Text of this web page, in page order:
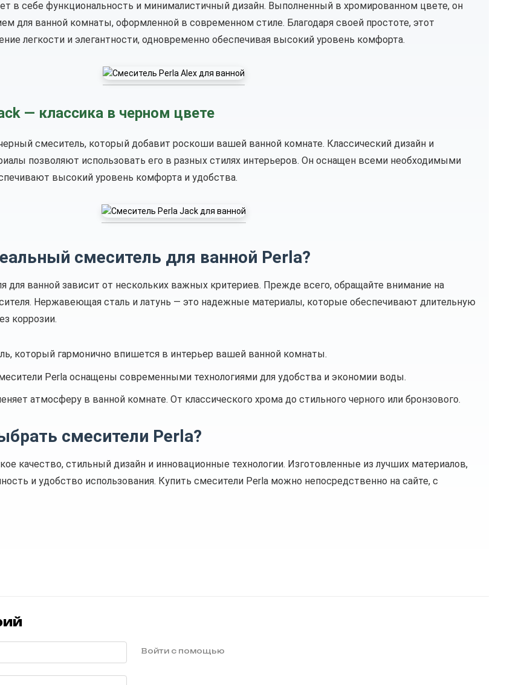
в себе функциональность и минималистичный дизайн. Выполненный в хромированном цвете, он
для ванной комнаты, оформленной в современном стиле. Благодаря своей простоте, этот
легкости и элегантности, одновременно обеспечивая высокий уровень комфорта.
— классика в черном цвете
смеситель, который добавит роскоши вашей ванной комнате. Классический дизайн и
позволяют использовать его в разных стилях интерьеров. Он оснащен всеми необходимыми
высокий уровень комфорта и удобства.
смеситель для ванной Perla?
для ванной зависит от нескольких важных критериев. Прежде всего, обращайте внимание на
Нержавеющая сталь и латунь — это надежные материалы, которые обеспечивают длительную
коррозии.
который гармонично впишется в интерьер вашей ванной комнаты.
Perla оснащены современными технологиями для удобства и экономии воды.
атмосферу в ванной комнате. От классического хрома до стильного черного или бронзового.
смесители Perla?
качество, стильный дизайн и инновационные технологии. Изготовленные из лучших материалов,
и удобство использования. Купить смесители Perla можно непосредственно на сайте, с
Войти с помощью